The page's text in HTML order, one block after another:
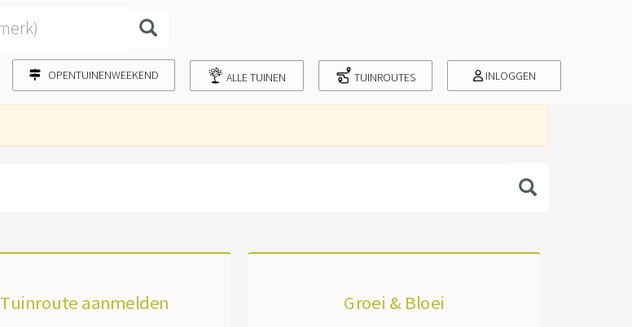
OPENTUINENWEEKEND ALLE TUINEN TUINROUTES INLOGGEN
Tuinroute aanmelden Groei & Bloei